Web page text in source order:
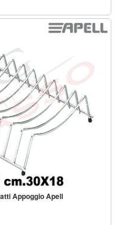
Appoggio Apell